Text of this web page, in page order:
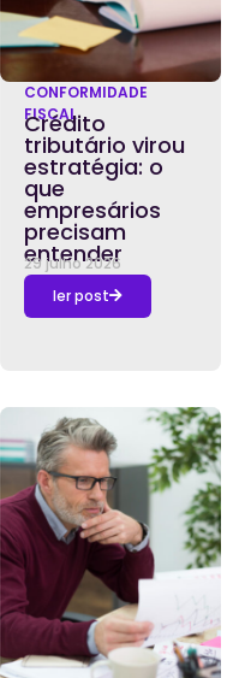
CONFORMIDADE
FISCAL
Crédito
tributário virou
estratégia: o
que
empresários
precisam
entender
29 julho 2026
ler post